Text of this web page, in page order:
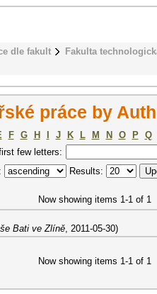
dle fakult
Fakulta
práce by
F G H J K L M N O P
Q
few letters:
Results:
Now showing items 1-1 of 1
Bati ve Zlíně, 2011-05-30)
Now showing items 1-1 of 1